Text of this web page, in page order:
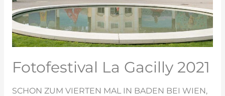
Fotofestival La Gacilly 2021
SCHON ZUM VIERTEN MAL IN BADEN BEI WIEN,